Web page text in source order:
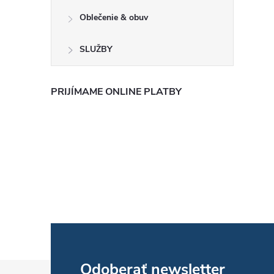
Oblečenie & obuv
SLUŽBY
PRIJÍMAME ONLINE PLATBY
Odoberať newsletter